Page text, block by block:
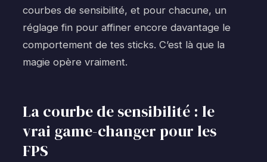
courbes de sensibilité, et pour chacune, un
réglage fin pour affiner encore davantage le
comportement de tes sticks. C’est là que la
magie opère vraiment.
La courbe de sensibilité : le
vrai game-changer pour les
FPS